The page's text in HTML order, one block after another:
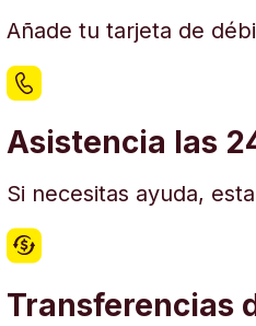
Añade tu tarjeta de
Asistencia las
Si necesitas ayuda,
Transferencias